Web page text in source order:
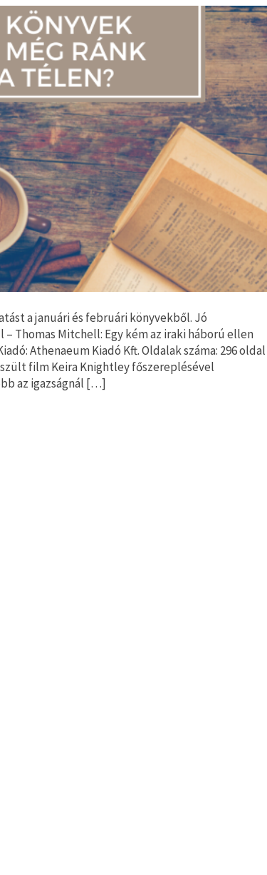
a januári és februári könyvekből. Jó
– Thomas Mitchell: Egy kém az iraki háború ellen
Athenaeum Kiadó Kft. Oldalak száma: 296 oldal
film Keira Knightley főszereplésével
az igazságnál […]